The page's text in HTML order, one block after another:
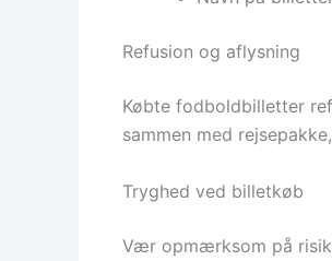
Refusion og aflysning
Købte fodboldbilletter
sammen med
Tryghed ved billetkøb
Vær opmærksom på